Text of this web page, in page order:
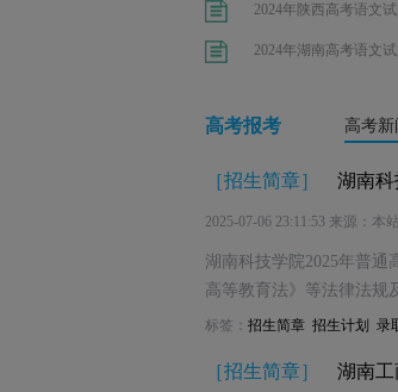
2024年陕西高考语文
2024年湖南高考语文
高考报考 高考新
［招生简章］ 湖南科
2025-07-06 23:11:53 来源：本
湖南科技学院2025年普通
高等教育法》等法律法规
标签： 招生简章 招生计划 录
［招生简章］ 湖南工